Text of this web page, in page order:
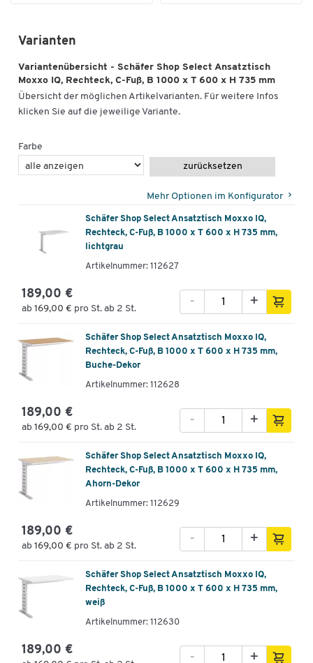
Varianten
Variantenübersicht - Schäfer Shop Select Ansatztisch
Moxxo IQ, Rechteck, C-Fuß, B 1000 x T 600 x H 735 mm
Übersicht der möglichen Artikelvarianten. Für weitere Infos
klicken Sie auf die jeweilige Variante.
Farbe
zurücksetzen
Mehr Optionen im Konfigurator
Schäfer Shop Select Ansatztisch Moxxo IQ,
Rechteck, C-Fuß, B 1000 x T 600 x H 735 mm,
lichtgrau
Artikelnummer: 112627
189,00 €
ab 169,00 € pro St. ab 2 St.
+
-
Schäfer Shop Select Ansatztisch Moxxo IQ,
Rechteck, C-Fuß, B 1000 x T 600 x H 735 mm,
Buche-Dekor
Artikelnummer: 112628
189,00 €
ab 169,00 € pro St. ab 2 St.
+
-
Schäfer Shop Select Ansatztisch Moxxo IQ,
Rechteck, C-Fuß, B 1000 x T 600 x H 735 mm,
Ahorn-Dekor
Artikelnummer: 112629
189,00 €
ab 169,00 € pro St. ab 2 St.
+
-
Schäfer Shop Select Ansatztisch Moxxo IQ,
Rechteck, C-Fuß, B 1000 x T 600 x H 735 mm,
weiß
Artikelnummer: 112630
189,00 € +
-